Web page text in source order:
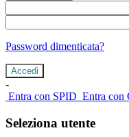
Password dimenticata?
-
Entra con SPID Entra con
Seleziona utente